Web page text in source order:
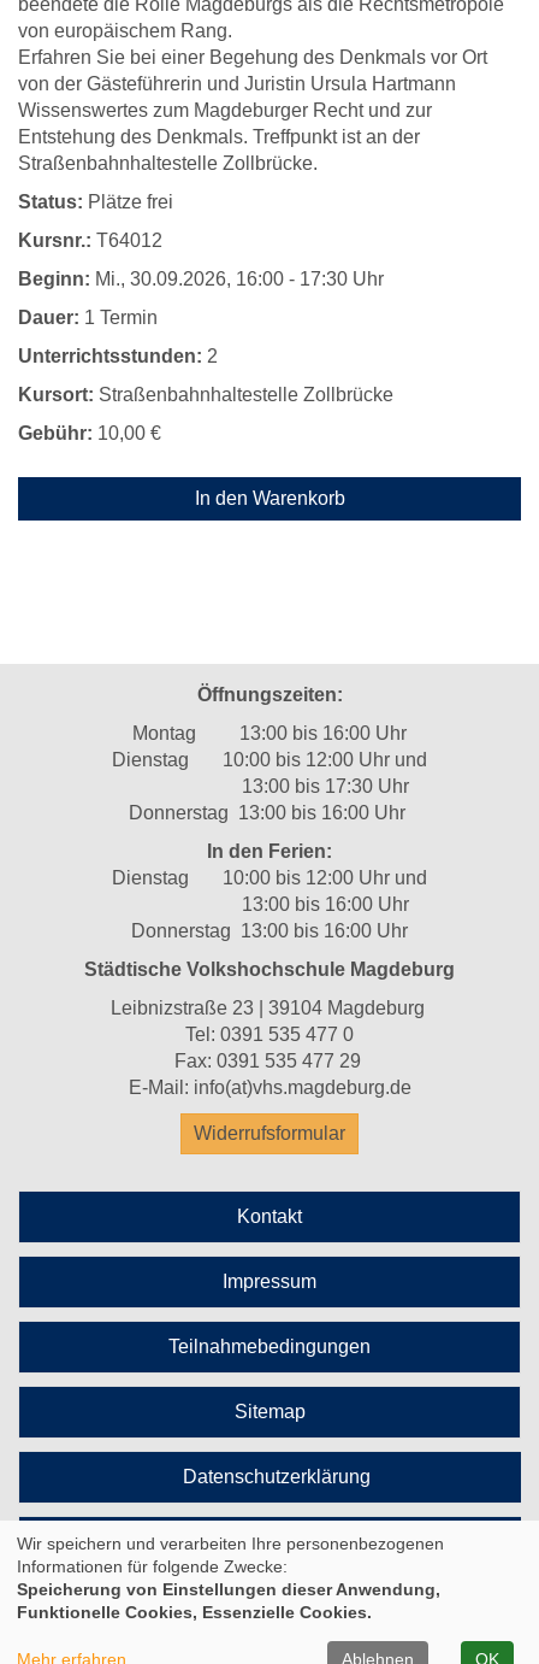
beendete die Rolle Magdeburgs als die Rechtsmetropole
von europäischem Rang.
Erfahren Sie bei einer Begehung des Denkmals vor Ort
von der Gästeführerin und Juristin Ursula Hartmann
Wissenswertes zum Magdeburger Recht und zur
Entstehung des Denkmals. Treffpunkt ist an der
Straßenbahnhaltestelle Zollbrücke.
Status: Plätze frei
Kursnr.: T64012
Beginn: Mi., 30.09.2026, 16:00 - 17:30 Uhr
Dauer: 1 Termin
Unterrichtsstunden: 2
Kursort: Straßenbahnhaltestelle Zollbrücke
Gebühr: 10,00 €
In den Warenkorb
Öffnungszeiten:
Montag 13:00 bis 16:00 Uhr
Dienstag 10:00 bis 12:00 Uhr und
13:00 bis 17:30 Uhr
Donnerstag 13:00 bis 16:00 Uhr
In den Ferien:
Dienstag 10:00 bis 12:00 Uhr und
13:00 bis 16:00 Uhr
Donnerstag 13:00 bis 16:00 Uhr
Städtische Volkshochschule Magdeburg
Leibnizstraße 23 | 39104 Magdeburg
Tel: 0391 535 477 0
Fax: 0391 535 477 29
E-Mail: info(at)vhs.magdeburg.de
Widerrufsformular
Kontakt
Impressum
Teilnahmebedingungen
Sitemap
Datenschutzerklärung
Cookie Einstellungen
Wir speichern und verarbeiten Ihre personenbezogenen
Informationen für folgende Zwecke:
Speicherung von Einstellungen dieser Anwendung,
Funktionelle Cookies, Essenzielle Cookies.
Mehr erfahren Ablehnen OK